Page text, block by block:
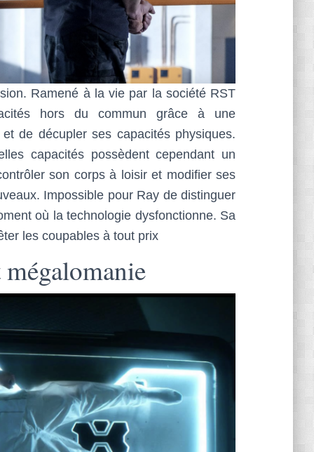
Ramené à la vie par la société RST
hors du commun grâce à une
de décupler ses capacités physiques.
capacités possèdent cependant un
son corps à loisir et modifier ses
Impossible pour Ray de distinguer
où la technologie dysfonctionne. Sa
les coupables à tout prix